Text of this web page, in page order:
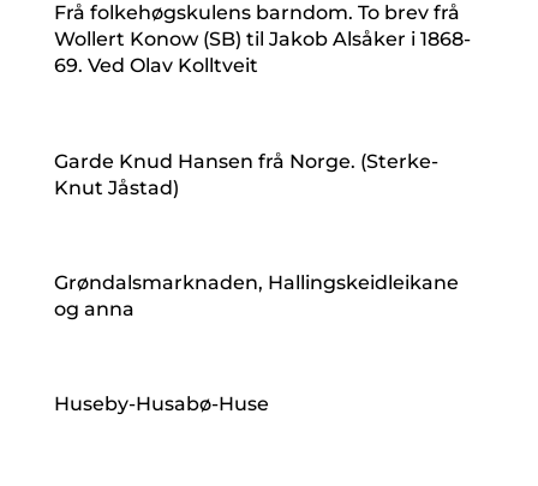
Frå folkehøgskulens barndom. To brev frå
Wollert Konow (SB) til Jakob Alsåker i 1868-
69. Ved Olav Kolltveit
Garde Knud Hansen frå Norge. (Sterke-
Knut Jåstad)
Grøndalsmarknaden, Hallingskeidleikane
og anna
Huseby-Husabø-Huse